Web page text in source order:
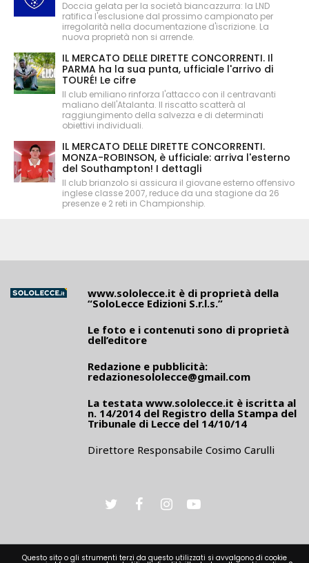
Doccia gelata per la società biancazzurra: la LND
ratifica l'esclusione dal prossimo campionato per
irregolarità nella documentazione d'iscrizione. La
nuova proprietà non si arrende.
IL MERCATO DELLE DIRETTE CONCORRENTI. Il
PARMA ha la sua punta, ufficiale l'arrivo di
TOURÉ! Le cifre
Il club emiliano rinforza l'attacco con il centravanti
maliano dell'Atalanta. Il riscatto scatterà al
raggiungimento della salvezza e di determinati
obiettivi individuali.
IL MERCATO DELLE DIRETTE CONCORRENTI.
MONZA-ROBINSON, è ufficiale: arriva l'esterno
del Southampton! I dettagli
Il club brianzolo si assicura il giovane esterno offensivo
inglese classe 2007, reduce da una stagione da 26
presenze e 2 reti in Championship.
www.sololecce.it è di proprietà della
“SoloLecce Edizioni S.r.l.s.”
Le foto e i contenuti sono di proprietà
dell’editore
Redazione e pubblicità:
redazionesololecce@gmail.com
La testata www.sololecce.it è iscritta al
n. 14/2014 del Registro della Stampa del
Tribunale di Lecce del 14/10/14
Direttore Responsabile Cosimo Carulli
Questo sito o gli strumenti terzi da questo utilizzati si avvalgono di cookie